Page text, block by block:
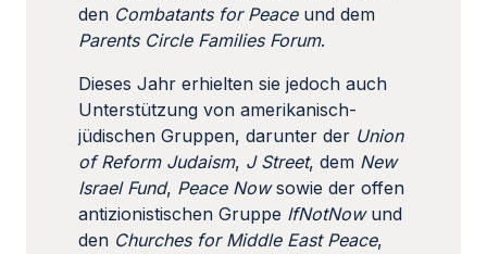
den Combatants for Peaceund dem
Parents Circle Families Forum.
Dieses Jahr erhielten sie jedoch auch
Unterstützung von amerikanisch-
jüdischen Gruppen, darunter der Union
of Reform Judaism, J Street, dem New
Israel Fund, Peace Nowsowie der offen
antizionistischen Gruppe IfNotNowund
den Churches for Middle East Peace,